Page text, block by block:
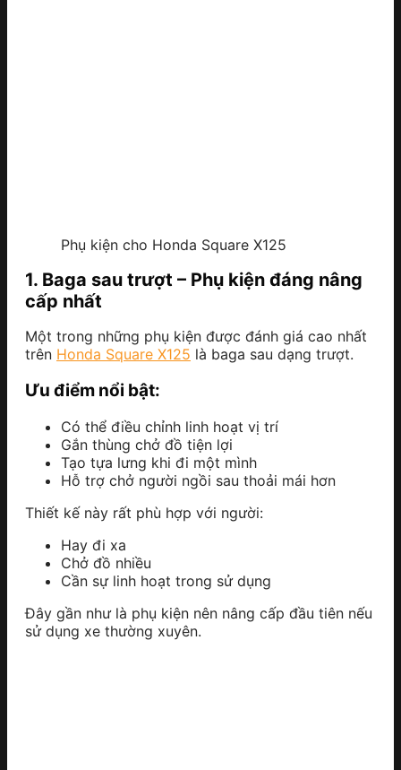
Phụ kiện cho Honda Square X125
1. Baga sau trượt – Phụ kiện đáng nâng
cấp nhất
Một trong những phụ kiện được đánh giá cao nhất
trên Honda Square X125 là baga sau dạng trượt.
Ưu điểm nổi bật:
Có thể điều chỉnh linh hoạt vị trí
Gắn thùng chở đồ tiện lợi
Tạo tựa lưng khi đi một mình
Hỗ trợ chở người ngồi sau thoải mái hơn
Thiết kế này rất phù hợp với người:
Hay đi xa
Chở đồ nhiều
Cần sự linh hoạt trong sử dụng
Đây gần như là phụ kiện nên nâng cấp đầu tiên nếu
sử dụng xe thường xuyên.